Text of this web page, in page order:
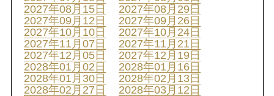
2027年08月15日
2027年08月29日
2027年09月12日
2027年09月26日
2027年10月10日
2027年10月24日
2027年11月07日
2027年11月21日
2027年12月05日
2027年12月19日
2028年01月02日
2028年01月16日
2028年01月30日
2028年02月13日
2028年02月27日
2028年03月12日